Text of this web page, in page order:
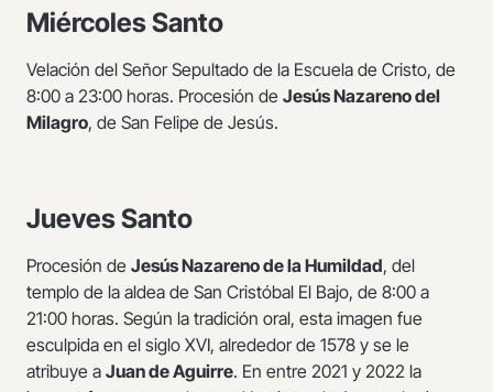
Miércoles Santo
Velación del Señor Sepultado de la Escuela de Cristo, de
8:00 a 23:00 horas. Procesión de Jesús Nazareno del
Milagro, de San Felipe de Jesús.
Jueves Santo
Procesión de Jesús Nazareno de la Humildad, del
templo de la aldea de San Cristóbal El Bajo, de 8:00 a
21:00 horas. Según la tradición oral, esta imagen fue
esculpida en el siglo XVI, alrededor de 1578 y se le
atribuye a Juan de Aguirre. En entre 2021 y 2022 la